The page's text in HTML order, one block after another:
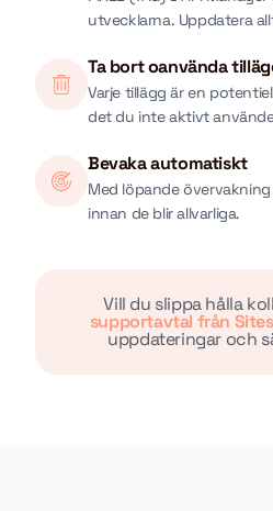
utvecklarna. Uppdatera
Ta bort oanvända
Varje tillägg är en
det du inte aktivt
Bevaka automatiskt
Med löpande
innan de blir allvarliga.
Vill du slippa hålla
supportavtal från
uppdateringar och